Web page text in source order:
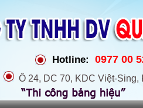
Hotline: 0977 00
Ô 24, DC 70, KDC Việt-Sing,